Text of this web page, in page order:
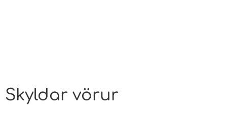
Skyldar vörur